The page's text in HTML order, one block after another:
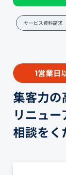
サービス資料請求
1営業日
集客力の
リニュ
相談をく